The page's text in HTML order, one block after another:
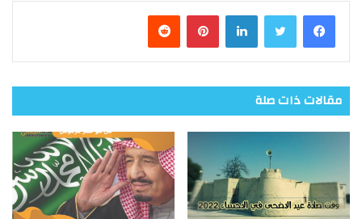
فيسبوك تويتر لينكدإن بينتيريست
مقالات ذات صلة